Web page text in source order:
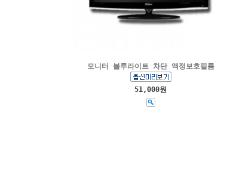
모니터 블루라이트 차단 액정보호필름
51,000원